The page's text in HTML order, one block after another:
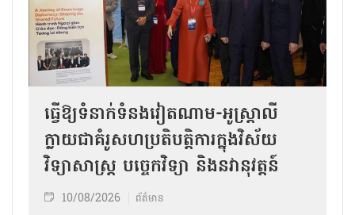
ធ្វើឱ្យទំនាក់ទំនងវៀតណាម-អូស្ត្រាលី
ក្លាយជាគំរូសហប្រតិបត្តិការក្នុងវិស័យ
វិទ្យាសាស្ត្រ បច្ចេកវិទ្យា និងនវានុវត្តន៍
10/08/2026 ព័ត៌មាន